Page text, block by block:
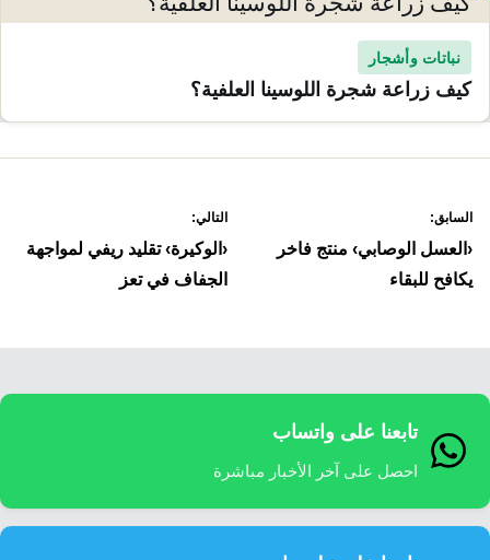
نباتات وأشجار
كيف زراعة شجرة اللوسينا العلفية؟
المقالات
السابق:
‹العسل الوصابي› منتج فاخر
يكافح للبقاء
التالي:
‹الوكيرة› تقليد ريفي لمواجهة
الجفاف في تعز
تابعنا على واتساب
احصل على آخر الأخبار مباشرة